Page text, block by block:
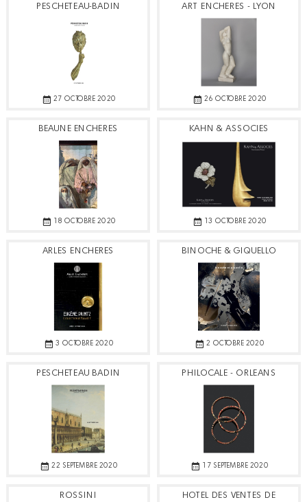
PESCHETEAU-BADIN
27 OCTOBRE 2020
ART ENCHERES - LYON
26 OCTOBRE 2020
BEAUNE ENCHERES
18 OCTOBRE 2020
KAHN & ASSOCIES
13 OCTOBRE 2020
ARLES ENCHERES
3 OCTOBRE 2020
BINOCHE & GIQUELLO
2 OCTOBRE 2020
PESCHETEAU BADIN
22 SEPTEMBRE 2020
PHILOCALE - ORLEANS
17 SEPTEMBRE 2020
ROSSINI
HOTEL DES VENTES DE